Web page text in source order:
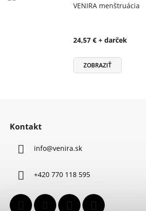
VENIRA menštruácia
24,57 € + darček
ZOBRAZIŤ
Kontakt
info@venira.sk
+420 770 118 595